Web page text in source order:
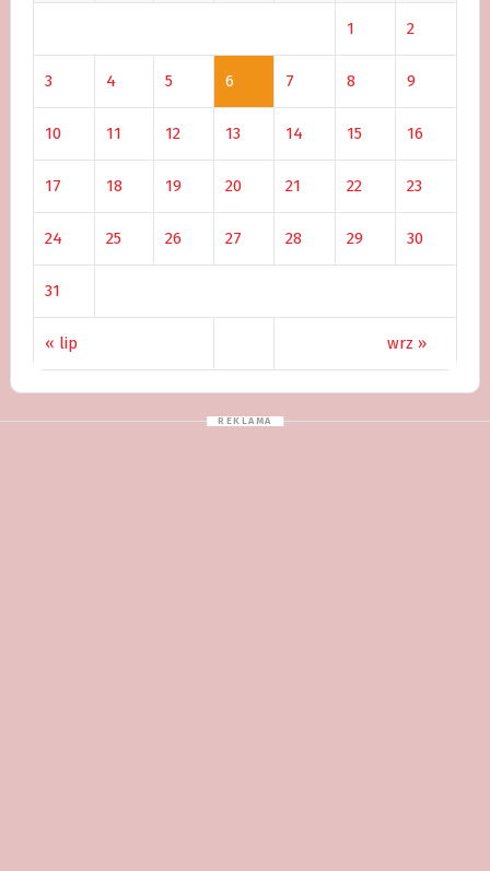
« lip wrz »
1 2
3 4 5 6 7 8 9
10 11 12 13 14 15 16
17 18 19 20 21 22 23
24 25 26 27 28 29 30
31